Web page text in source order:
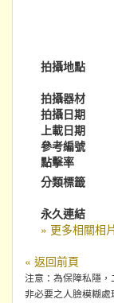
拍攝地點
拍攝器材
拍攝日期
上載日期
參考編號
點擊率
分類標籤
永久連結
» 更多相關相片
« 返回前頁
注意：為保障私隱
非必要之人臉模糊處